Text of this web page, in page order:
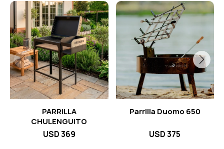
PARRILLA
CHULENGUITO
USD369
Parrilla Duomo 650
USD375